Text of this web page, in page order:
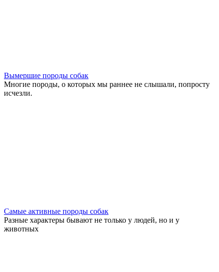
Вымершие породы собак
Многие породы, о которых мы раннее не слышали, попросту
исчезли.
Самые активные породы собак
Разные характеры бывают не только у людей, но и у
животных